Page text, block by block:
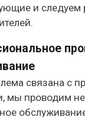
и следуем
связана с
мы проводим